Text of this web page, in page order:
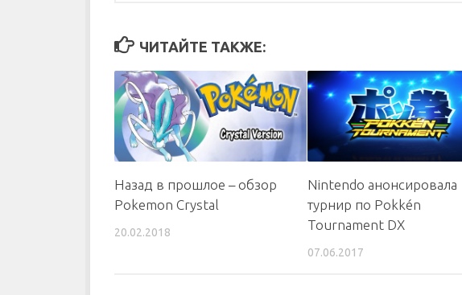
ЧИТАЙТЕ ТАКЖЕ:
Назад в прошлое – обзор
Pokemon Crystal
20.02.2018
Nintendo анонсировала
турнир по Pokkén
Tournament DX
07.06.2017